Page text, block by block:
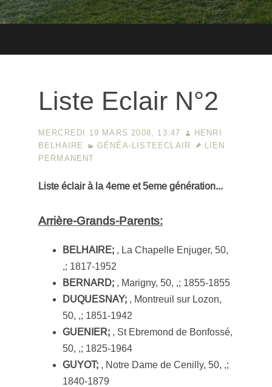
Liste Eclair N°2
MERCREDI 19 MARS 2008, 13:47
HENRI
BELHAIRE
GÉNÉA-LISTEECLAIR
LIEN
PERMANENT
Liste éclair à la 4eme et 5eme génération...
Arrière-Grands-Parents:
BELHAIRE;, La Chapelle Enjuger, 50,
,; 1817-1952
BERNARD;, Marigny, 50, ,; 1855-1855
DUQUESNAY;, Montreuil sur Lozon,
50, ,; 1851-1942
GUENIER;, St Ebremond de Bonfossé,
50, ,; 1825-1964
GUYOT;, Notre Dame de Cenilly, 50, ,;
1840-1879